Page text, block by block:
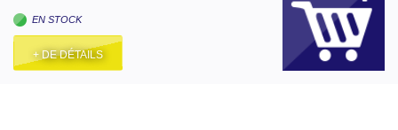
EN STOCK
+ DE DÉTAILS